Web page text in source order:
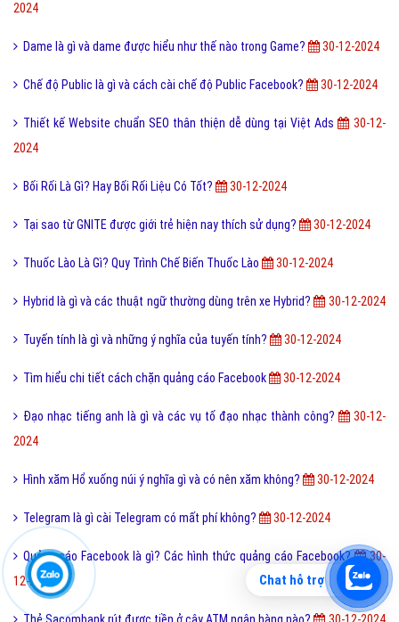
2024
Dame là gì và dame được hiểu như thế nào trong Game? 30-12-2024
Chế độ Public là gì và cách cài chế độ Public Facebook? 30-12-2024
Thiết kế Website chuẩn SEO thân thiện dễ dùng tại Việt Ads
30-12-
2024
Bối Rối Là Gì? Hay Bối Rối Liệu Có Tốt? 30-12-2024
Tại sao từ GNITE được giới trẻ hiện nay thích sử dụng? 30-12-2024
Thuốc Lào Là Gì? Quy Trình Chế Biến Thuốc Lào 30-12-2024
Hybrid là gì và các thuật ngữ thường dùng trên xe Hybrid? 30-12-2024
Tuyến tính là gì và những ý nghĩa của tuyến tính? 30-12-2024
Tìm hiểu chi tiết cách chặn quảng cáo Facebook 30-12-2024
Đạo nhạc tiếng anh là gì và các vụ tố đạo nhạc thành công?
30-12-
2024
Hình xăm Hổ xuống núi ý nghĩa gì và có nên xăm không? 30-12-2024
Telegram là gì cài Telegram có mất phí không? 30-12-2024
Quảng cáo Facebook là gì? Các hình thức quảng cáo Facebook?
30-
12-2024
Chat hỗ trợ